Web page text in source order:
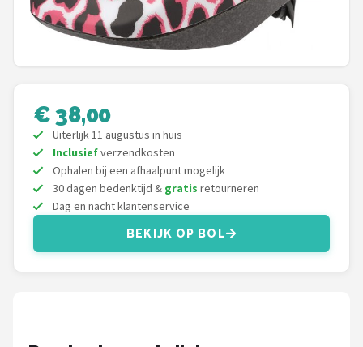
Shop
POPULAIRE MERKEN
Basil
Volare
ABUS
AXA
€ 38,00
Uiterlijk 11 augustus in huis
Inclusiefverzendkosten
Ophalen bij een afhaalpunt mogelijk
30 dagen bedenktijd & gratis retourneren
Dag en nacht klantenservice
BEKIJK OP BOL